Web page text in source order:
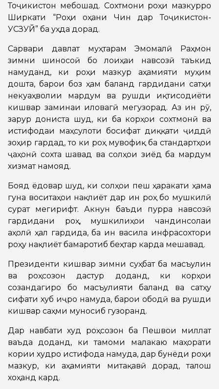
Тоҷикистон мебошад. Сохтмони роҳи мазкурро
Ширкати “Роҳи оҳани Чин дар Тоҷикистон-
УСЗУЙ” ба уҳда дорад.
Сарвари давлат муҳтарам Эмомалӣ Раҳмон
зимни шиносоӣ бо лоиҳаи навсозӣ таъкид
намуданд, ки роҳи мазкур аҳамияти муҳим
дошта, барои боз ҳам баланд гардидани сатҳи
некуаҳволии мардум ва рушди иқтисодиёти
кишвар заминаи иловагӣ мегузорад. Аз ин рӯ,
зарур дониста шуд, ки ба корҳои сохтмонӣ ва
истифодаи маҳсулоти босифат диққати ҷиддӣ
зоҳир гардад, то ки роҳ мувофиқ ба стандартҳои
ҷаҳонӣ сохта шавад ва солҳои зиёд ба мардум
хизмат намояд.
Бояд ёдовар шуд, ки солҳои пеш ҳаракати ҳама
гуна воситаҳои нақлиёт дар ин роҳ бо мушкилӣ
сурат мегирифт. Акнун баъди пурра навсозӣ
гардидани роҳ, мушкилиҳои чандинсолаи
аҳолӣ ҳал гардида, ба ин васила инфрасохтори
роҳу нақлиёт бамаротиб беҳтар карда мешавад.
Президенти кишвар зимни суҳбат ба масъулин
ва роҳсозон дастур доданд, ки корҳои
созандагиро бо масъулияти баланд ва сатҳу
сифати хуб иҷро намуда, барои ободӣ ва рушди
кишвар саҳми муносиб гузоранд.
Дар навбати худ роҳсозон ба Пешвои миллат
ваъда доданд, ки тамоми малакаю маҳорати
кории худро истифода намуда, дар бунёди роҳи
мазкур, ки аҳамияти митақавӣ дорад, талош
хоҳанд кард.